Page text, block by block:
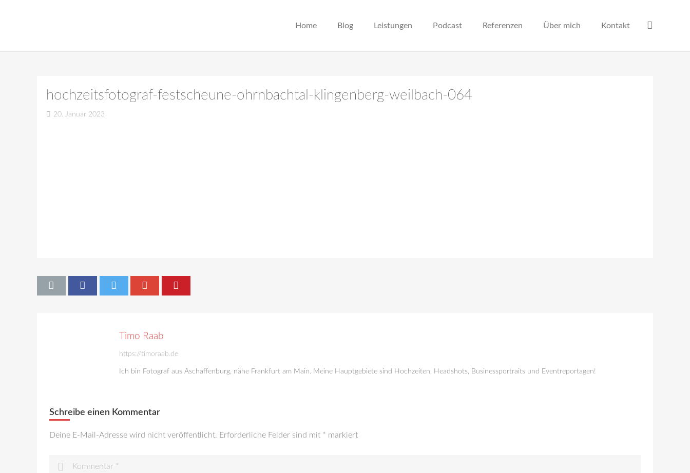
Home Blog Leistungen Podcast Referenzen Über mich Kontakt
hochzeitsfotograf-festscheune-ohrnbachtal-klingenberg-weilbach-064
20. Januar 2023
Timo Raab
https://timoraab.de
Ich bin Fotograf aus Aschaffenburg, nähe Frankfurt am Main. Meine Hauptgebiete sind Hochzeiten, Headshots, Businessportraits und Eventreportagen!
Schreibe einen Kommentar
Deine E-Mail-Adresse wird nicht veröffentlicht. Erforderliche Felder sind mit * markiert